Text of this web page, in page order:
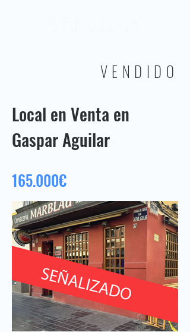
VENDIDO
Local en Venta en
Gaspar Aguilar
165.000€